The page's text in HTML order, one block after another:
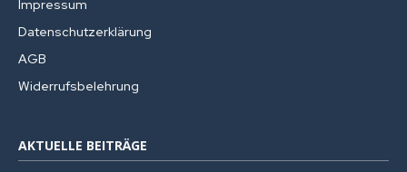
aussieht, zeigt
eine aktuelle Real-
Assets-Studie,
Chandra,
Income Solutions,
Impressum
Datenschutzerklärung
AGB
Widerrufsbelehrung
AKTUELLE BEITRÄGE